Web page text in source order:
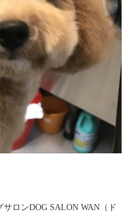
ロンDOG SALON WAN（ド